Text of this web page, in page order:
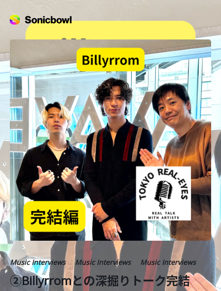
Music Interviews Music Interviews Music Interviews
②Billyrromとの深掘りトーク完結